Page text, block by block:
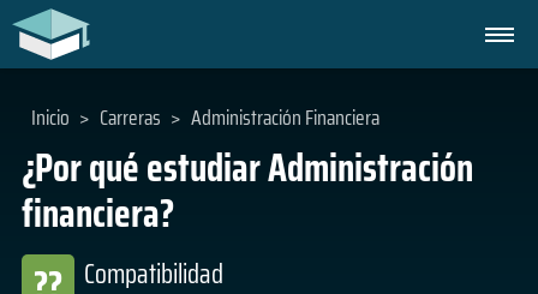
¿Por qué estudiar Administración
financiera?
Compatibilidad
Inicio > Carreras > Administración Financiera